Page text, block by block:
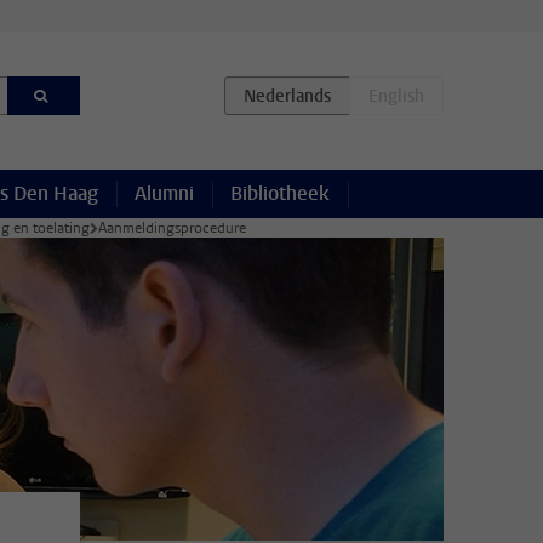
Den Haag Alumni Bibliotheek
en toelating Aanmeldingsprocedure